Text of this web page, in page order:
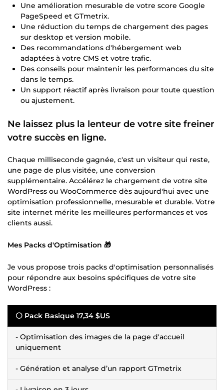
Une amélioration mesurable de votre score Google
PageSpeed et GTmetrix.
Une réduction du temps de chargement des pages
sur desktop et version mobile.
Des recommandations d'hébergement web
adaptées à votre CMS et votre trafic.
Des conseils pour maintenir les performances du site
dans le temps.
Un support réactif après livraison pour toute question
ou ajustement.
Ne laissez plus la lenteur de votre site freiner
votre succès en ligne.
Chaque milliseconde gagnée, c'est un visiteur qui reste,
une page de plus visitée, une conversion
supplémentaire. Accélérez le chargement de votre site
WordPress ou WooCommerce dès aujourd'hui avec une
optimisation professionnelle, mesurable et durable. Votre
site internet mérite les meilleures performances et vos
clients aussi.
Mes Packs d'Optimisation 🎁
Je vous propose trois packs d'optimisation personnalisés
pour répondre aux besoins spécifiques de votre site
WordPress :
⚪ Pack Basique 17,34 $US
- Optimisation des images de la page d'accueil
uniquement
- Génération et analyse d’un rapport GTmetrix